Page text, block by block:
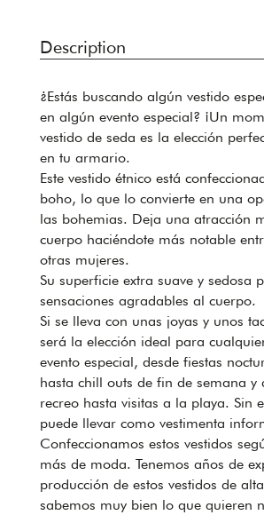
Description
¿Estás buscando algún vestido
en algún evento especial? ¡Un
vestido de seda es la elección
en tu armario.
Este vestido étnico está
boho, lo que lo convierte en una
las bohemias. Deja una atracción
cuerpo haciéndote más notable
otras mujeres.
Su superficie extra suave y sedosa
sensaciones agradables al cuerpo.
Si se lleva con unas joyas y unos
será la elección ideal para
evento especial, desde fiestas
hasta chill outs de fin de semana y
recreo hasta visitas a la playa. Sin
puede llevar como vestimenta
Confeccionamos estos vestidos
más de moda. Tenemos años de
producción de estos vestidos de
sabemos muy bien lo que quieren